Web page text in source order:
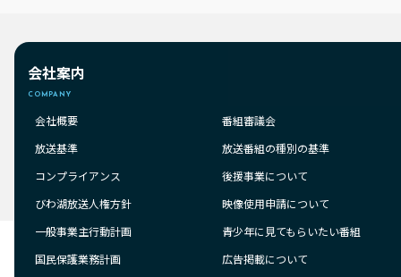
会社案内
COMPANY
会社概要
放送基準
コンプライアンス
びわ湖放送人権方針
一般事業主行動計画
国民保護業務計画
番組審議会
放送番組の種別の基準
後援事業について
映像使用申請について
青少年に見てもらいたい番組
広告掲載について